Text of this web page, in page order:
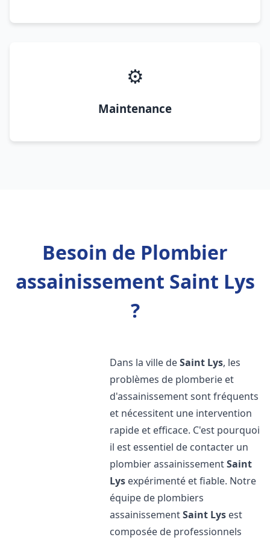
⚙️
Maintenance
Besoin de Plombier
assainissement Saint Lys
?
Dans la ville deSaint Lys, les
problèmes de plomberie et
d'assainissement sont fréquents
et nécessitent une intervention
rapide et efficace. C'est pourquoi
il est essentiel de contacter un
plombier assainissementSaint
Lys expérimenté et fiable. Notre
équipe de plombiers
assainissementSaint Lys est
composée de professionnels